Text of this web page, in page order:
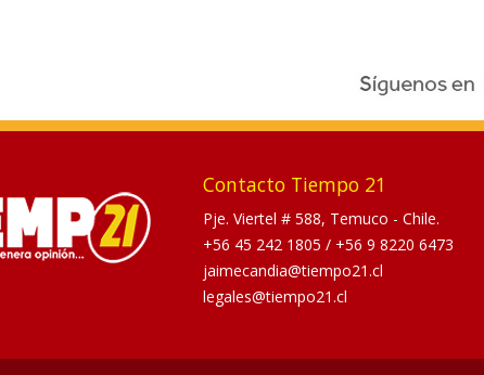
Contacto Tiempo 21
Pje. Viertel # 588, Temuco - Chile.
+56 45 242 1805 / +56 9 8220 6473
jaimecandia@tiempo21.cl
legales@tiempo21.cl